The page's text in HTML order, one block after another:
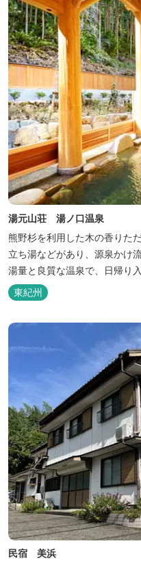
湯元山荘 湯ノ口温泉
熊野杉を利用した木の香りた
立ち湯などがあり、源泉かけ
湯量と良質な温泉で、日帰り
などの宿泊施設も備えている
楽しむ人も多いです。
東紀州
民宿 美浜